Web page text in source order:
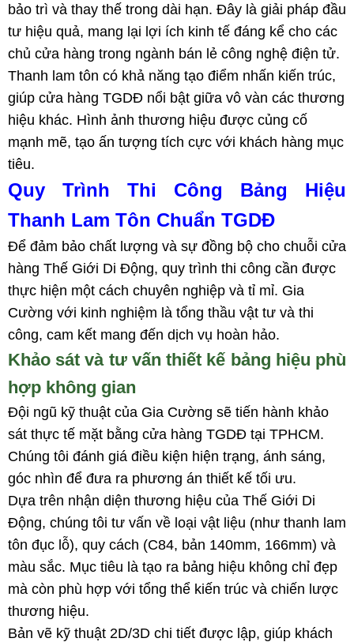
bảo trì và thay thế trong dài hạn. Đây là giải pháp đầu
tư hiệu quả, mang lại lợi ích kinh tế đáng kể cho các
chủ cửa hàng trong ngành bán lẻ công nghệ điện tử.
Thanh lam tôn có khả năng tạo điểm nhấn kiến trúc,
giúp cửa hàng TGDĐ nổi bật giữa vô vàn các thương
hiệu khác. Hình ảnh thương hiệu được củng cố
mạnh mẽ, tạo ấn tượng tích cực với khách hàng mục
tiêu.
Quy Trình Thi Công Bảng Hiệu
Thanh Lam Tôn Chuẩn TGDĐ
Để đảm bảo chất lượng và sự đồng bộ cho chuỗi cửa
hàng Thế Giới Di Động, quy trình thi công cần được
thực hiện một cách chuyên nghiệp và tỉ mỉ. Gia
Cường với kinh nghiệm là tổng thầu vật tư và thi
công, cam kết mang đến dịch vụ hoàn hảo.
Khảo sát và tư vấn thiết kế bảng hiệu phù
hợp không gian
Đội ngũ kỹ thuật của Gia Cường sẽ tiến hành khảo
sát thực tế mặt bằng cửa hàng TGDĐ tại TPHCM.
Chúng tôi đánh giá điều kiện hiện trạng, ánh sáng,
góc nhìn để đưa ra phương án thiết kế tối ưu.
Dựa trên nhận diện thương hiệu của Thế Giới Di
Động, chúng tôi tư vấn về loại vật liệu (như thanh lam
tôn đục lỗ), quy cách (C84, bản 140mm, 166mm) và
màu sắc. Mục tiêu là tạo ra bảng hiệu không chỉ đẹp
mà còn phù hợp với tổng thể kiến trúc và chiến lược
thương hiệu.
Bản vẽ kỹ thuật 2D/3D chi tiết được lập, giúp khách